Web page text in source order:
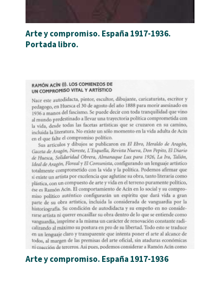
Arte y compromiso. España 1917-1936.
Portada libro.
Arte y compromiso. España 1917-1936